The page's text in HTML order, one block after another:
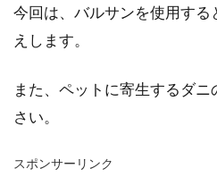
今回は、バルサンを使用す
えします。
また、ペットに寄生するダ
さい。
スポンサーリンク